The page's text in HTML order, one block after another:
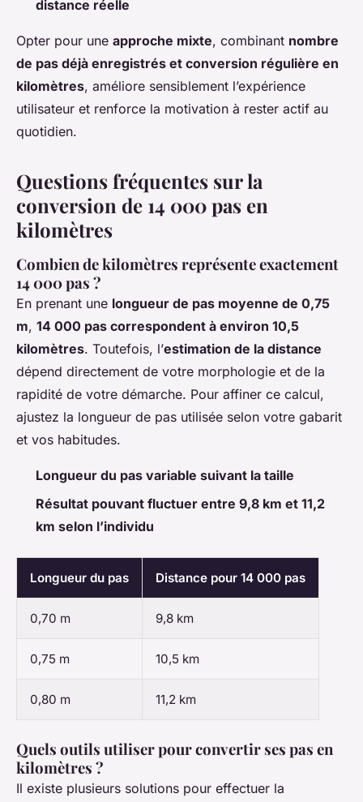
distance réelle
Opter pour une approche mixte, combinant nombre
de pas déjà enregistrés et conversion régulière en
kilomètres, améliore sensiblement l’expérience
utilisateur et renforce la motivation à rester actif au
quotidien.
Questions fréquentes sur la
conversion de 14 000 pas en
kilomètres
Combien de kilomètres représente exactement
14 000 pas ?
En prenant une longueur de pas moyenne de 0,75
m, 14 000 pas correspondent à environ 10,5
kilomètres. Toutefois, l’estimation de la distance
dépend directement de votre morphologie et de la
rapidité de votre démarche. Pour affiner ce calcul,
ajustez la longueur de pas utilisée selon votre gabarit
et vos habitudes.
Longueur du pas variable suivant la taille
Résultat pouvant fluctuer entre 9,8 km et 11,2
km selon l’individu
Longueur du pas Distance pour 14 000 pas
0,70 m 9,8 km
0,75 m 10,5 km
0,80 m 11,2 km
Quels outils utiliser pour convertir ses pas en
kilomètres ?
Il existe plusieurs solutions pour effectuer la